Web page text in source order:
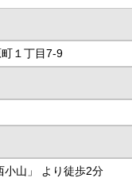
１丁目7-9
小山」 より徒歩2分